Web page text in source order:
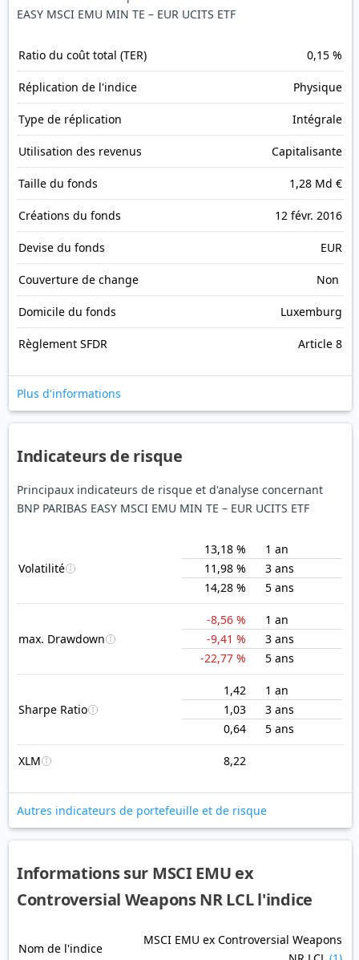
EASY MSCI EMU MIN TE – EUR UCITS ETF
Ratio du coût total (TER) 0,15 %
Réplication de l'indice Physique
Type de réplication Intégrale
Utilisation des revenus Capitalisante
Taille du fonds 1,28 Md €
Créations du fonds 12 févr. 2016
Devise du fonds EUR
Couverture de change Non
Domicile du fonds Luxemburg
Règlement SFDR Article 8
Plus d'informations
Indicateurs de risque
Principaux indicateurs de risque et d'analyse concernant
BNP PARIBAS EASY MSCI EMU MIN TE – EUR UCITS ETF
Volatilité
13,18 %
1 an
11,98 %
3 ans
14,28 %
5 ans
max. Drawdown
-8,56 %
1 an
-9,41 %
3 ans
-22,77 %
5 ans
Sharpe Ratio
1,42
1 an
1,03
3 ans
0,64
5 ans
XLM 8,22
Autres indicateurs de portefeuille et de risque
Informations sur MSCI EMU ex
Controversial Weapons NR LCL l'indice
Nom de l'indice
MSCI EMU ex Controversial Weapons